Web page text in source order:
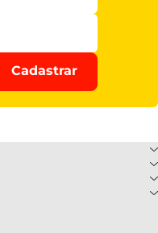
Cadastrar